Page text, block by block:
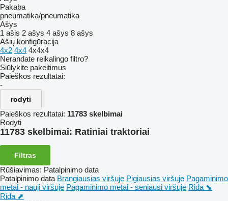
Pakaba
pneumatika/pneumatika
Ašys
1 ašis 2 ašys 4 ašys 8 ašys
Ašių konfigūracija
4x2 4x4 4x4x4
Nerandate reikalingo filtro?
Siūlykite pakeitimus
Paieškos rezultatai:
-
rodyti
Paieškos rezultatai: 11783 skelbimai
Rodyti
11783 skelbimai: Ratiniai traktoriai
Filtras
Rūšiavimas: Patalpinimo data
Patalpinimo data Brangiausias viršuje Pigiausias viršuje Pagaminimo
metai - nauji viršuje Pagaminimo metai - seniausi viršuje Rida ⬊
Rida ⬈